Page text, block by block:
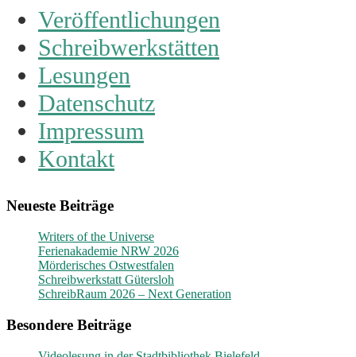
Veröffentlichungen
Schreibwerkstätten
Lesungen
Datenschutz
Impressum
Kontakt
Neueste Beiträge
Writers of the Universe
Ferienakademie NRW 2026
Mörderisches Ostwestfalen
Schreibwerkstatt Gütersloh
SchreibRaum 2026 – Next Generation
Besondere Beiträge